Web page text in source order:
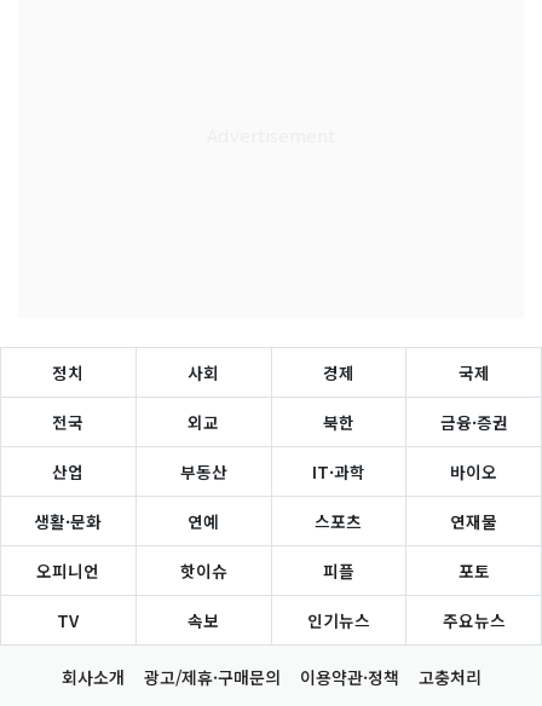
정치 사회 경제 국제
전국 외교 북한 금융·증권
산업 부동산 IT·과학 바이오
생활·문화 연예 스포츠 연재물
오피니언 핫이슈 피플 포토
TV 속보 인기뉴스 주요뉴스
회사소개 광고/제휴·구매문의 이용약관·정책 고충처리